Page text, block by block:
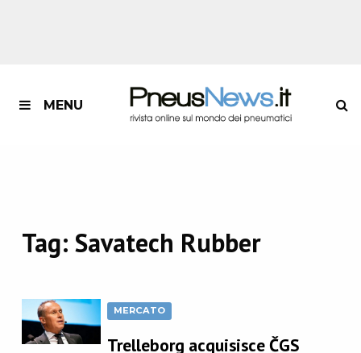
MENU
Tag: Savatech Rubber
MERCATO
Trelleborg acquisisce ČGS